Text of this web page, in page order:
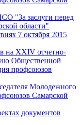
"За заслуги перед
области"
7 октября 2015
на XXIV отчетно-
Общественной
профсоюзов
Молодежного
Самарской
документов